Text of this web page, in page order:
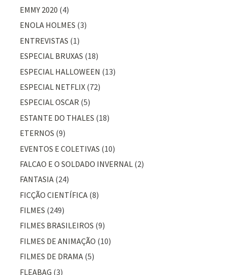
EMMY 2020 (4)
ENOLA HOLMES (3)
ENTREVISTAS (1)
ESPECIAL BRUXAS (18)
ESPECIAL HALLOWEEN (13)
ESPECIAL NETFLIX (72)
ESPECIAL OSCAR (5)
ESTANTE DO THALES (18)
ETERNOS (9)
EVENTOS E COLETIVAS (10)
FALCAO E O SOLDADO INVERNAL (2)
FANTASIA (24)
FICÇÃO CIENTÍFICA (8)
FILMES (249)
FILMES BRASILEIROS (9)
FILMES DE ANIMAÇÃO (10)
FILMES DE DRAMA (5)
FLEABAG (3)